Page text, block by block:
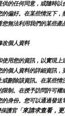
的任何同意，或隨時以
的偏好。在某些情況下，
無法利用我們的某些產
改個人資料
用您的資訊，以實現上
個人資料的詳細資訊，
刪除該資訊。在某些情
限制。在授予訪問許可權
身份。您可以通過發送
護官「來請求查看，